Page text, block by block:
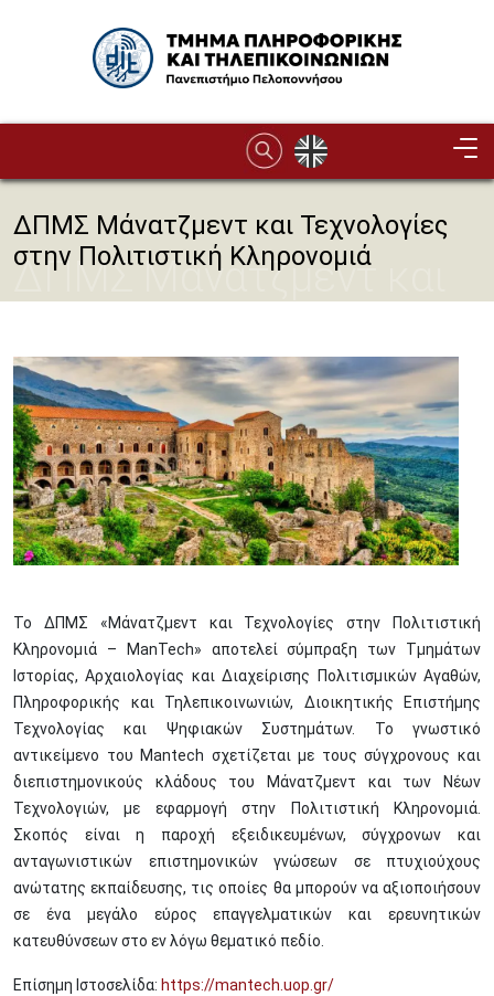
Image
ΔΠΜΣ Μάνατζμεντ και Τεχνολογίες
στην Πολιτιστική Κληρονομιά
ΔΠΜΣ Μάνατζμεντ και
Πολιτιστική Κληρονομιά
Image
Το ΔΠΜΣ «Μάνατζμεντ και Τεχνολογίες στην Πολιτιστική
Κληρονομιά – ManTech» αποτελεί σύμπραξη των Τμημάτων
Ιστορίας, Αρχαιολογίας και Διαχείρισης Πολιτισμικών Αγαθών,
Πληροφορικής και Τηλεπικοινωνιών, Διοικητικής Επιστήμης
Τεχνολογίας και Ψηφιακών Συστημάτων. Το γνωστικό
αντικείμενο του Mantech σχετίζεται με τους σύγχρονους και
διεπιστημονικούς κλάδους του Μάνατζμεντ και των Νέων
Τεχνολογιών, με εφαρμογή στην Πολιτιστική Κληρονομιά.
Σκοπός είναι η παροχή εξειδικευμένων, σύγχρονων και
ανταγωνιστικών επιστημονικών γνώσεων σε πτυχιούχους
ανώτατης εκπαίδευσης, τις οποίες θα μπορούν να αξιοποιήσουν
σε ένα μεγάλο εύρος επαγγελματικών και ερευνητικών
κατευθύνσεων στο εν λόγω θεματικό πεδίο.
Επίσημη Ιστοσελίδα: https://mantech.uop.gr/